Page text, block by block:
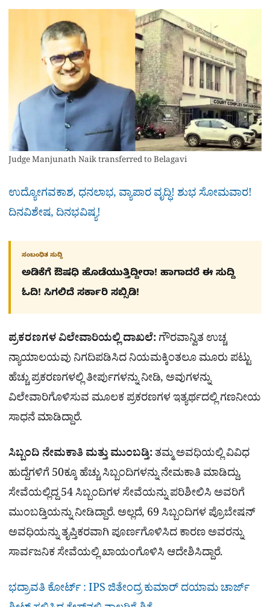
Judge Manjunath Naik transferred to Belagavi
ಉದ್ಯೋಗವಕಾಶ, ಧನಲಾಭ, ವ್ಯಾಪಾರ ವೃದ್ಧಿ! ಶುಭ ಸೋಮವಾರ!
ದಿನವಿಶೇಷ, ದಿನಭವಿಷ್ಯ!
ಸಂಬಂಧಿತ ಸುದ್ದಿ
ಅಡಿಕೆಗೆ ಔಷಧಿ ಹೊಡೆಯುತ್ತಿದ್ದೀರಾ! ಹಾಗಾದರೆ ಈ ಸುದ್ದಿ
ಓದಿ! ಸಿಗಲಿದೆ ಸರ್ಕಾರಿ ಸಬ್ಸಿಡಿ!
ಪ್ರಕರಣಗಳ ವಿಲೇವಾರಿಯಲ್ಲಿ ದಾಖಲೆ:ಗೌರವಾನ್ವಿತ ಉಚ್ಚ
ನ್ಯಾಯಾಲಯವು ನಿಗದಿಪಡಿಸಿದ ನಿಯಮಕ್ಕಿಂತಲೂ ಮೂರು ಪಟ್ಟು
ಹೆಚ್ಚು ಪ್ರಕರಣಗಳಲ್ಲಿ ತೀರ್ಪುಗಳನ್ನು ನೀಡಿ, ಅವುಗಳನ್ನು
ವಿಲೇವಾರಿಗೊಳಿಸುವ ಮೂಲಕ ಪ್ರಕರಣಗಳ ಇತ್ಯರ್ಥದಲ್ಲಿ ಗಣನೀಯ
ಸಾಧನೆ ಮಾಡಿದ್ದಾರೆ.
ಸಿಬ್ಬಂದಿ ನೇಮಕಾತಿ ಮತ್ತು ಮುಂಬಡ್ತಿ:ತಮ್ಮ ಅವಧಿಯಲ್ಲಿ ವಿವಿಧ
ಹುದ್ದೆಗಳಿಗೆ 50ಕ್ಕೂ ಹೆಚ್ಚು ಸಿಬ್ಬಂದಿಗಳನ್ನು ನೇಮಕಾತಿ ಮಾಡಿದ್ದು,
ಸೇವೆಯಲ್ಲಿದ್ದ 54 ಸಿಬ್ಬಂದಿಗಳ ಸೇವೆಯನ್ನು ಪರಿಶೀಲಿಸಿ ಅವರಿಗೆ
ಮುಂಬಡ್ತಿಯನ್ನು ನೀಡಿದ್ದಾರೆ. ಅಲ್ಲದೆ, 69 ಸಿಬ್ಬಂದಿಗಳ ಪ್ರೊಬೇಷನ್
ಅವಧಿಯನ್ನು ತೃಪ್ತಿಕರವಾಗಿ ಪೂರ್ಣಗೊಳಿಸಿದ ಕಾರಣ ಅವರನ್ನು
ಸಾರ್ವಜನಿಕ ಸೇವೆಯಲ್ಲಿ ಖಾಯಂಗೊಳಿಸಿ ಆದೇಶಿಸಿದ್ದಾರೆ.
ಭದ್ರಾವತಿ ಕೋರ್ಟ್​ : IPS ಜಿತೇಂದ್ರ ಕುಮಾರ್​ ದಯಾಮ ಚಾರ್ಜ್​